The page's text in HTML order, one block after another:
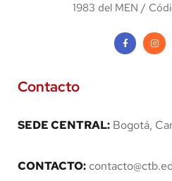
1983 del MEN /
Contacto
SEDE CENTRAL: Bogotá,
CONTACTO: